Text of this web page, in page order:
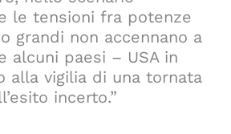
le tensioni fra potenze
grandi non accennano a
alcuni paesi – USA in
alla vigilia di una tornata
incerto.”